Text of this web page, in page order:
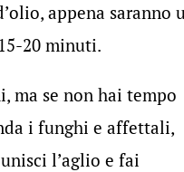
appena saranno
20 minuti.
ma se non hai tempo
i funghi e affettali,
l’aglio e fai